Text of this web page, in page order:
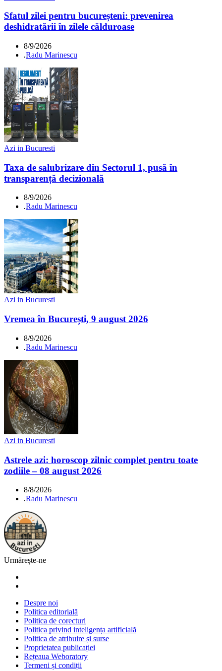
Sfatul zilei pentru bucureșteni: prevenirea
deshidratării în zilele călduroase
8/9/2026
.Radu Marinescu
Azi in Bucuresti
Taxa de salubrizare din Sectorul 1, pusă în
transparență decizională
8/9/2026
.Radu Marinescu
Azi in Bucuresti
Vremea în București, 9 august 2026
8/9/2026
.Radu Marinescu
Azi in Bucuresti
Astrele azi: horoscop zilnic complet pentru toate
zodiile – 08 august 2026
8/8/2026
.Radu Marinescu
Urmărește-ne
Despre noi
Politica editorială
Politica de corecturi
Politica privind inteligența artificială
Politica de atribuire și surse
Proprietatea publicației
Rețeaua Weboratory
Termeni și condiții